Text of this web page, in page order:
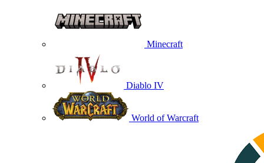
Minecraft
Diablo IV
World of Warcraft